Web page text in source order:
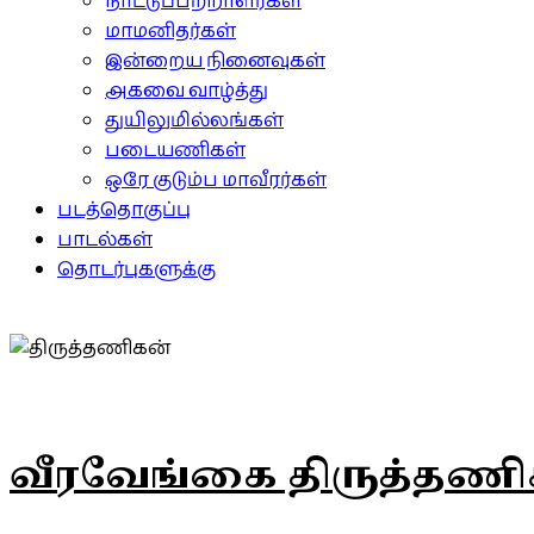
மாமனிதர்கள்
இன்றைய நினைவுகள்
அகவை வாழ்த்து
துயிலுமில்லங்கள்
படையணிகள்
ஒரே குடும்ப மாவீரர்கள்
படத்தொகுப்பு
பாடல்கள்
தொடர்புகளுக்கு
வீரவேங்கை